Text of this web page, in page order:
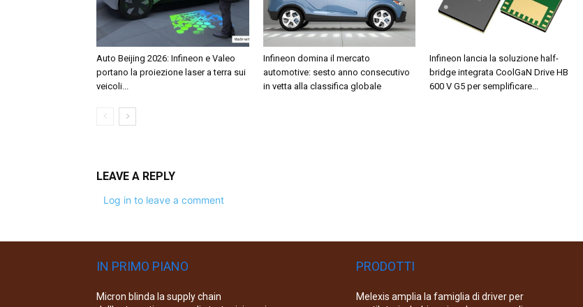
Auto Beijing 2026: Infineon e Valeo
portano la proiezione laser a terra sui
veicoli...
Infineon domina il mercato
automotive: sesto anno consecutivo
in vetta alla classifica globale
Infineon lancia la soluzione half-
bridge integrata CoolGaN Drive HB
600 V G5 per semplificare...
LEAVE A REPLY
Log in to leave a comment
IN PRIMO PIANO
Micron blinda la supply chain
PRODOTTI
Melexis amplia la famiglia di driver per